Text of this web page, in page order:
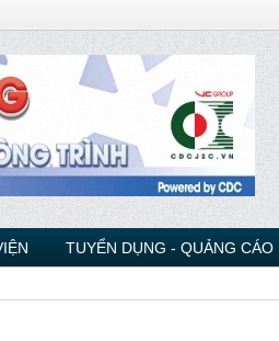
TUYỂN DỤNG - QUẢNG CÁO